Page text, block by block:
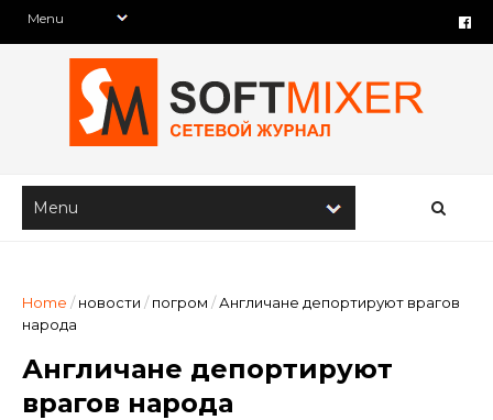
Home / новости / погром /Англичане депортируют врагов
народа
Англичане депортируют
врагов народа